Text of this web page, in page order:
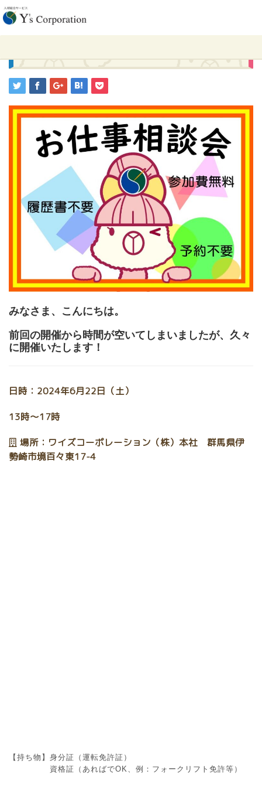
みなさま、こんにちは。
前回の開催から時間が空いてしまいましたが、久々
に開催いたします！
日時：2024年6月22日（土）
13時～17時
場所：ワイズコーポレーション（株）本社 群馬県伊
勢崎市境百々東17-4
【持ち物】身分証（運転免許証）
資格証（あればでOK、例：フォークリフト免許等）